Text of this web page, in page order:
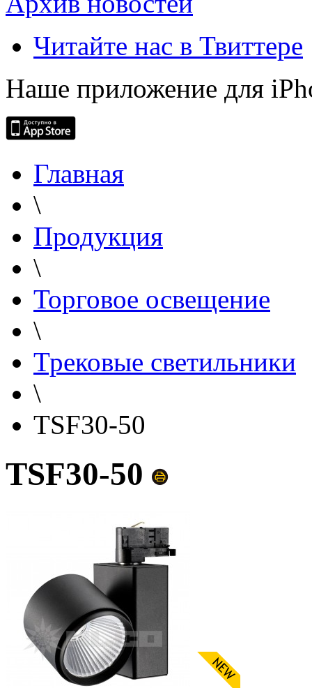
Читайте нас в Твиттере
Наше приложение для
Главная
\
Продукция
\
Торговое освещение
\
Трековые светильники
\
TSF30-50
TSF30-50